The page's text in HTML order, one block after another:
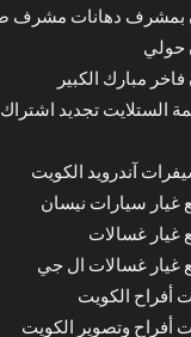
بمشرف دهانات مشرف
حولي
مبارك الكبير
الستلايت تجديد
آندرويد الكويت
غيار سيارات نيسان
غيار غسالات
غيار غسالات ال جي
أفراح الكويت
أفراح وتصوير الكويت